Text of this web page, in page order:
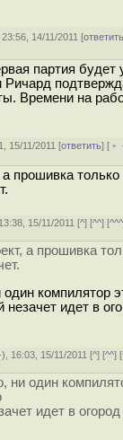
14/11/2011 [
партия будет
Времени на
15/11/2011 [ответить] [
прошивка
15/11/2011 [^] [^^] [^^^
а прошивка
компилятор
идет в
), 16:03, 15/11/2011 [^] [^^] [
ни один
идет в